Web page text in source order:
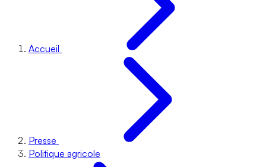
Accueil
Presse
Politique agricole